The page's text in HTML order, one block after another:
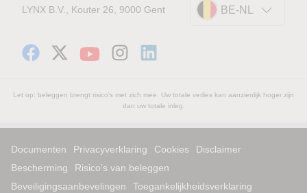
LYNX B.V., Kouter 26, 9000 Gent BE-NL
Let op: beleggen brengt risico's met zich mee. Uw totale verlies kan aanzienlijk hoger zijn
dan uw totale inleg.
Documenten Privacyverklaring Cookies
Disclaimer
Bescherming
Risico’s van beleggen
Beveiligingsaanbevelingen
Toegankelijkheidsverklaring